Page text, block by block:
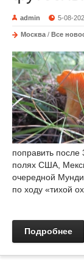
admin 5-08-
Москва / Все
поправить
полях США,
очередной
по ходу «тихой
Подробнее